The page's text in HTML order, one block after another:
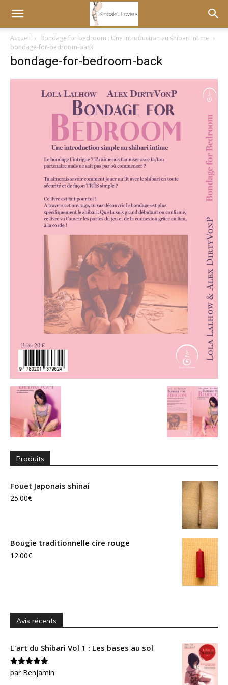
Accueil
Bondage for bedroom : Une introduction au shibari intime
bondage-for-bedroom-back
bondage-for-bedroom-back
Produits
Fouet Japonais shinai
25.00€
Bougie traditionnelle cire rouge
12.00€
Avis récents
L'art du Shibari Vol 1 : Les bases au sol
Note5sur
5
par Benjamin